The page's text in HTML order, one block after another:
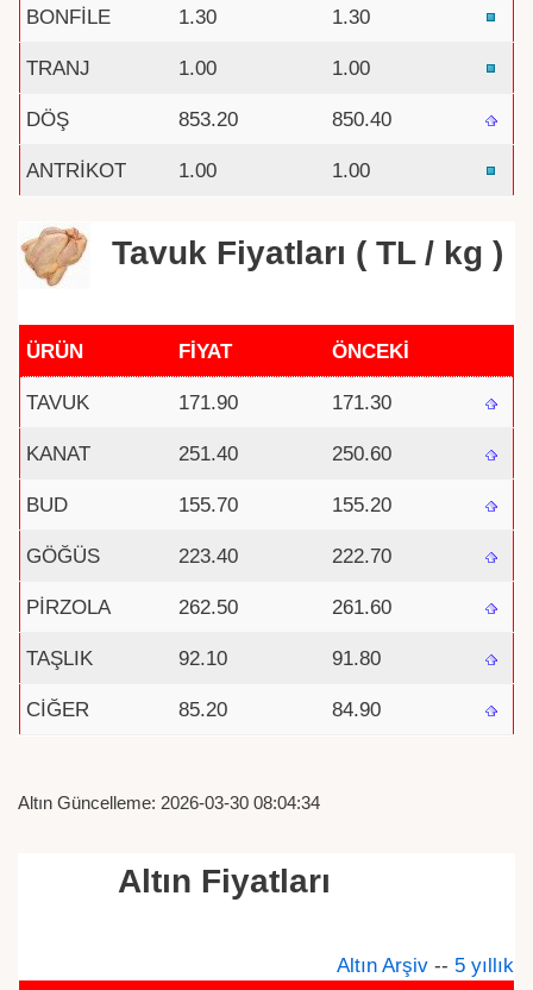
BONFİLE 1.30 1.30
TRANJ 1.00 1.00
DÖŞ 853.20 850.40
ANTRİKOT 1.00 1.00
Tavuk Fiyatları ( TL / kg )
ÜRÜN FİYAT ÖNCEKİ
TAVUK 171.90 171.30
KANAT 251.40 250.60
BUD 155.70 155.20
GÖĞÜS 223.40 222.70
PİRZOLA 262.50 261.60
TAŞLIK 92.10 91.80
CİĞER 85.20 84.90
Altın Güncelleme: 2026-03-30 08:04:34
Altın Fiyatları
Altın Arşiv -- 5 yıllık